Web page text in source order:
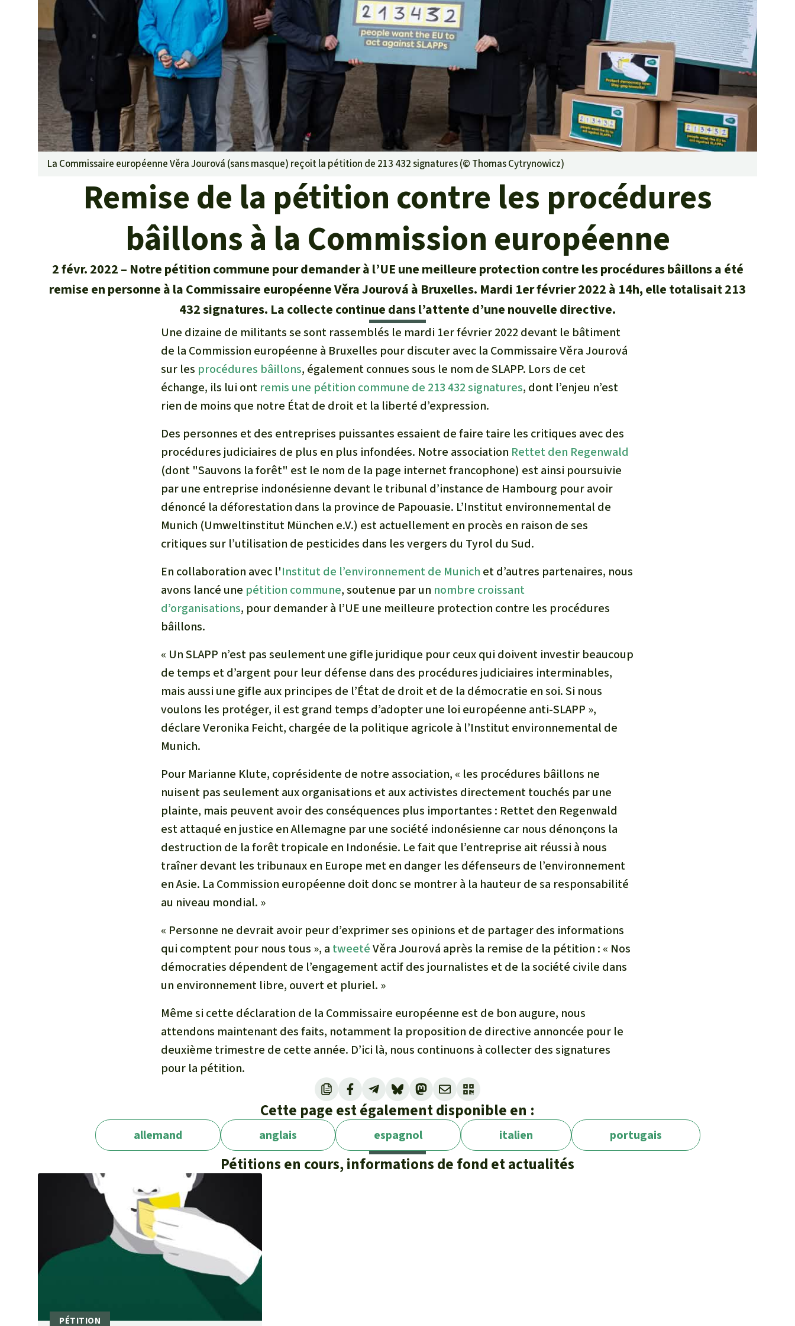
Les biocarburants
L’aluminium
L'élevage industriel
L'or
L'accaparement des terres
Le braconnage
Les barrages
Le ciment et le béton
Les routes
Lutte contre les
incendies de forêt et
prévention
Collecte de fonds
La Commissaire européenne Věra Jourová (sans masque) reçoit la pétition de 213 432 signatures (© Thomas Cytrynowicz)
Remise de la pétition contre les procédures
bâillons à la Commission européenne
2 févr. 2022
Notre pétition commune pour demander à l’UE une meilleure protection contre les procédures bâillons a été
remise en personne à la Commissaire européenne Věra Jourová à Bruxelles. Mardi 1er février 2022 à 14h, elle totalisait 213
432 signatures. La collecte continue dans l’attente d’une nouvelle directive.
Une dizaine de militants se sont rassemblés le mardi 1er février 2022 devant le bâtiment
de la Commission européenne à Bruxelles pour discuter avec la Commissaire Věra Jourová
sur les procédures bâillons, également connues sous le nom de SLAPP. Lors de cet
échange, ils lui ont remis une pétition commune de 213 432 signatures, dont l’enjeu n’est
rien de moins que notre État de droit et la liberté d’expression.
Des personnes et des entreprises puissantes essaient de faire taire les critiques avec des
procédures judiciaires de plus en plus infondées. Notre association Rettet den Regenwald
(dont "Sauvons la forêt" est le nom de la page internet francophone) est ainsi poursuivie
par une entreprise indonésienne devant le tribunal d’instance de Hambourg pour avoir
dénoncé la déforestation dans la province de Papouasie. L’Institut environnemental de
Munich (Umweltinstitut München e.V.) est actuellement en procès en raison de ses
critiques sur l’utilisation de pesticides dans les vergers du Tyrol du Sud.
En collaboration avec l'Institut de l’environnement de Munich et d’autres partenaires, nous
avons lancé une pétition commune, soutenue par un nombre croissant
d’organisations, pour demander à l’UE une meilleure protection contre les procédures
bâillons.
« Un SLAPP n’est pas seulement une gifle juridique pour ceux qui doivent investir beaucoup
de temps et d’argent pour leur défense dans des procédures judiciaires interminables,
mais aussi une gifle aux principes de l’État de droit et de la démocratie en soi. Si nous
voulons les protéger, il est grand temps d’adopter une loi européenne anti-SLAPP »,
déclare Veronika Feicht, chargée de la politique agricole à l’Institut environnemental de
Munich.
Pour Marianne Klute, coprésidente de notre association, « les procédures bâillons ne
nuisent pas seulement aux organisations et aux activistes directement touchés par une
plainte, mais peuvent avoir des conséquences plus importantes : Rettet den Regenwald
est attaqué en justice en Allemagne par une société indonésienne car nous dénonçons la
destruction de la forêt tropicale en Indonésie. Le fait que l’entreprise ait réussi à nous
traîner devant les tribunaux en Europe met en danger les défenseurs de l’environnement
en Asie. La Commission européenne doit donc se montrer à la hauteur de sa responsabilité
au niveau mondial. »
« Personne ne devrait avoir peur d’exprimer ses opinions et de partager des informations
qui comptent pour nous tous », a tweetéVěra Jourová après la remise de la pétition : « Nos
démocraties dépendent de l’engagement actif des journalistes et de la société civile dans
un environnement libre, ouvert et pluriel. »
Même si cette déclaration de la Commissaire européenne est de bon augure, nous
attendons maintenant des faits, notamment la proposition de directive annoncée pour le
deuxième trimestre de cette année. D’ici là, nous continuons à collecter des signatures
pour la pétition.
Cette page est également disponible en :
allemand anglais espagnol italien portugais
Pétitions en cours, informations de fond et actualités